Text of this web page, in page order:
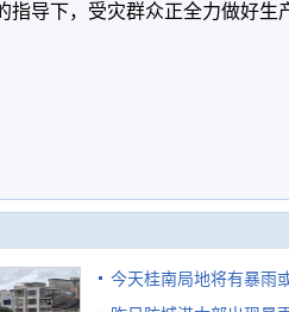
指导下，受灾群众正全力做好生
今天桂南局地将有暴雨